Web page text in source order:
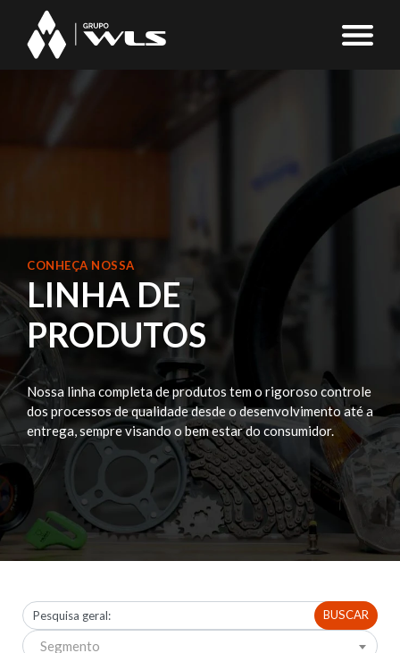
CONHEÇA NOSSA
LINHA DE
PRODUTOS
Nossa linha completa de produtos tem o rigoroso controle
dos processos de qualidade desde odesenvolvimento até a
entrega, sempre visando obem estar do consumidor.
BUSCAR
Segmento